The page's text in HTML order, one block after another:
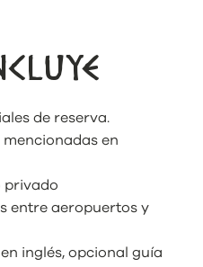
de reserva.
en
privado
entre aeropuertos y
inglés, opcional guía